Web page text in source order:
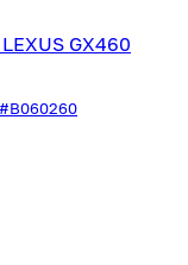
#B060260